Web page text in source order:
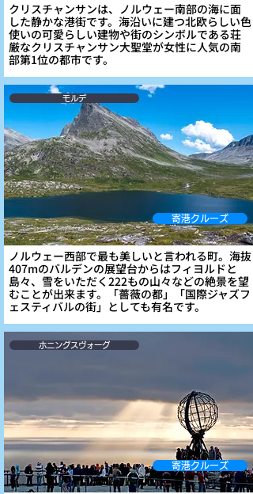
クリスチャンサンは、ノルウェー南部の海に面
した静かな港街です。海沿いに建つ北欧らしい色
使いの可愛らしい建物や街のシンボルである荘
厳なクリスチャンサン大聖堂が女性に人気の南
部第1位の都市です。
モルデ
寄港クルーズ
ノルウェー西部で最も美しいと言われる町。海抜
407mのバルデンの展望台からはフィヨルドと
島々、雪をいただく222もの山々などの絶景を望
むことが出来ます。「薔薇の都」「国際ジャズフ
ェスティバルの街」としても有名です。
ホニングスヴォーグ
寄港クルーズ